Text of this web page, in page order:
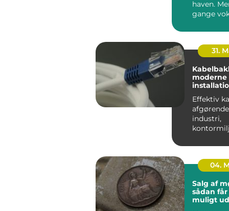
haven.
gange
ell...
31.
moderne
Effektiv
industri,
mange
04.
Salg af
sådan
muligt